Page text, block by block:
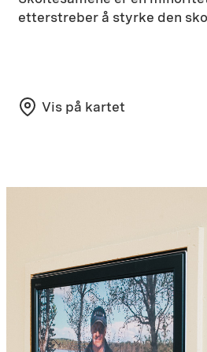
etterstreber å styrke den
Vis på kartet